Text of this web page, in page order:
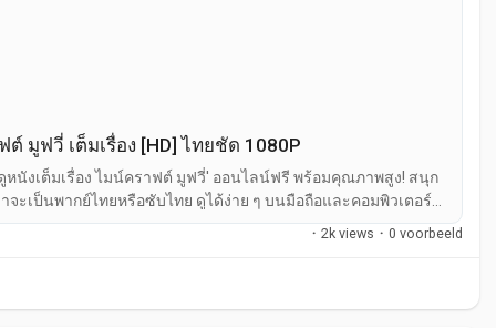
lilo-et-stitch-francais
มูฟวี่ เต็มเรื่อง [HD] ไทยชัด 1080P
หนังเต็มเรื่อง ไมน์คราฟต์ มูฟวี่' ออนไลน์ฟรี พร้อมคุณภาพสูง! สนุก
ะเป็นพากย์ไทยหรือซับไทย ดูได้ง่าย ๆ บนมือถือและคอมพิวเตอร์
· 2k views · 0 voorbeeld